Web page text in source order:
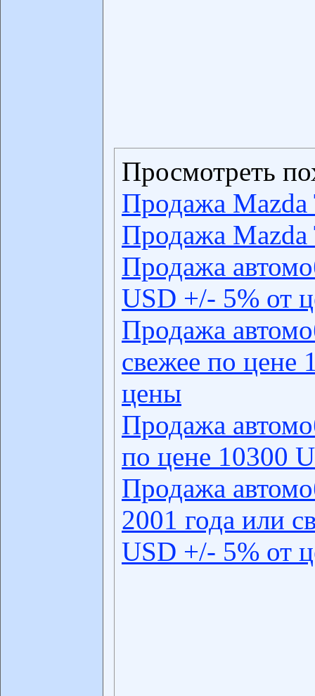
Просмотреть
Продажа Mazda
Продажа
Продажа
USD +/- 5% от
Продажа
свежее по цене
цены
Продажа
по цене 10300
Продажа
2001 года или
USD +/- 5% от